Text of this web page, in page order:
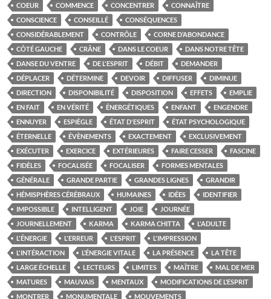
COEUR
COMMENCE CONCENTRER
CONNAÎTRE
CONSCIENCE
CONSEILLÉ
CONSÉQUENCES
CONSIDÉRABLEMENT
CONTRÔLE
CORNE D’ABONDANCE
CÔTÉ GAUCHE
CRÂNE DANS LE COEUR
DANS NOTRE TÊTE
DANSE DU VENTRE
DE L'ESPRIT DÉBIT
DEMANDER
DÉPLACER
DÉTERMINE DEVOIR DIFFUSER
DIMINUE
DIRECTION
DISPONIBILITÉ DISPOSITION EFFETS
EMPLIE
EN FAIT
EN VÉRITÉ ÉNERGÉTIQUES ENFANT
ENGENDRE
ENNUYER
ESPIÈGLE ÉTAT D'ESPRIT
ÉTAT PSYCHOLOGIQUE
ÉTERNELLE
ÉVÈNEMENTS EXACTEMENT
EXCLUSIVEMENT
EXÉCUTER
EXERCICE EXTÉRIEURES FAIRE CESSER
FASCINE
FIDÈLES
FOCALISÉE FOCALISER
FORMES MENTALES
GÉNÉRALE
GRANDE PARTIE GRANDES LIGNES
GRANDIR
HÉMISPHÈRES CÉRÉBRAUX
HUMAINES IDÉES
IDENTIFIER
IMPOSSIBLE
INTELLIGENT JOIE
JOURNÉE
JOURNELLEMENT
KARMA KARMA CHITTA
L'ADULTE
L'ÉNERGIE
L'ERREUR L'ESPRIT
L'IMPRESSION
L'INTÉRACTION
L’ÉNERGIE VITALE LA PRÉSENCE
LA TÊTE
LARGE ÉCHELLE
LECTEURS LIMITES MAÎTRE
MAL DE MER
MATURES
MAUVAIS MENTAUX
MODIFICATIONS DE L’ESPRIT
MONTRER
MONUMENTALE
MOUVEMENTS